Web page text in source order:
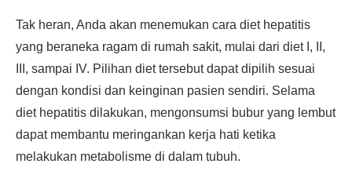
Tak heran, Anda akan menemukan cara diet hepatitis
yang beraneka ragam di rumah sakit, mulai dari diet I, II,
III, sampai IV. Pilihan diet tersebut dapat dipilih sesuai
dengan kondisi dan keinginan pasien sendiri. Selama
diet hepatitis dilakukan, mengonsumsi bubur yang lembut
dapat membantu meringankan kerja hati ketika
melakukan metabolisme di dalam tubuh.